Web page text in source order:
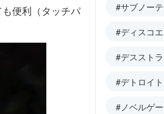
便利（タッチパ
#サブノー
#ディスコ
#デススト
#デトロイ
#ノベルゲ